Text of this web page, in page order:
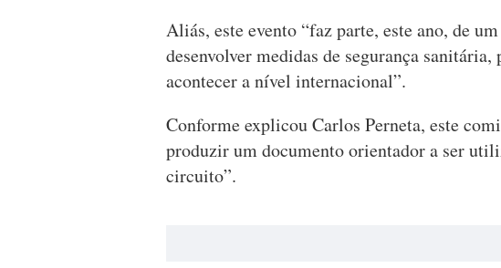
Aliás, este evento “faz parte, este ano, de
desenvolver medidas de segurança
acontecer a nível internacional”.
Conforme explicou Carlos Perneta, este
produzir um documento orientador a ser
circuito”.